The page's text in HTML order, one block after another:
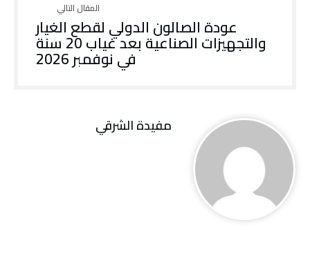
عودة الصالون الدولي لقطع الغيار
والتجهيزات الصناعية بعد غياب 20 سنة
في نوفمبر 2026
مفيدة الشرقي